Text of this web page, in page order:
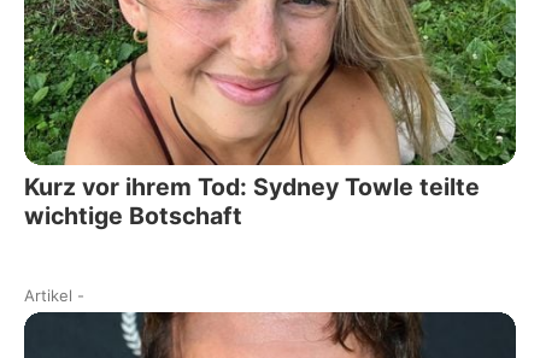
Kurz vor ihrem Tod: Sydney Towle teilte
wichtige Botschaft
Artikel -